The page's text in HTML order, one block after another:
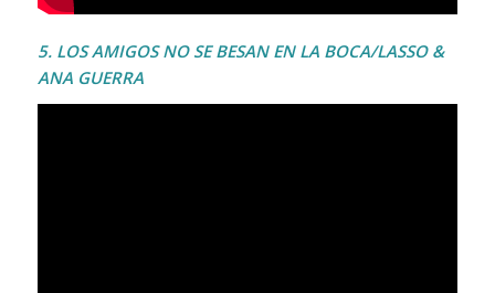
5. LOS AMIGOS NO SE BESAN EN LA BOCA/LASSO &
ANA GUERRA